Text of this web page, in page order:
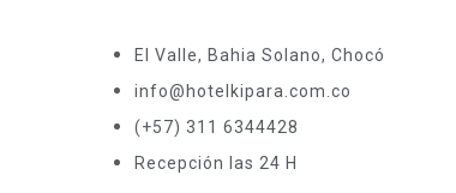
El Valle, Bahia Solano, Chocó
info@hotelkipara.com.co
(+57) 311 6344428
Recepción las 24 H